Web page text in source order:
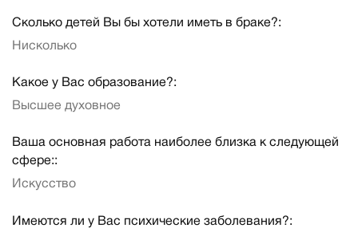
Сколько детей Вы бы хотели иметь в браке?:
Нисколько
Какое у Вас образование?:
Высшее духовное
Ваша основная работа наиболее близка к следующей
сфере::
Искусство
Имеются ли у Вас психические заболевания?: